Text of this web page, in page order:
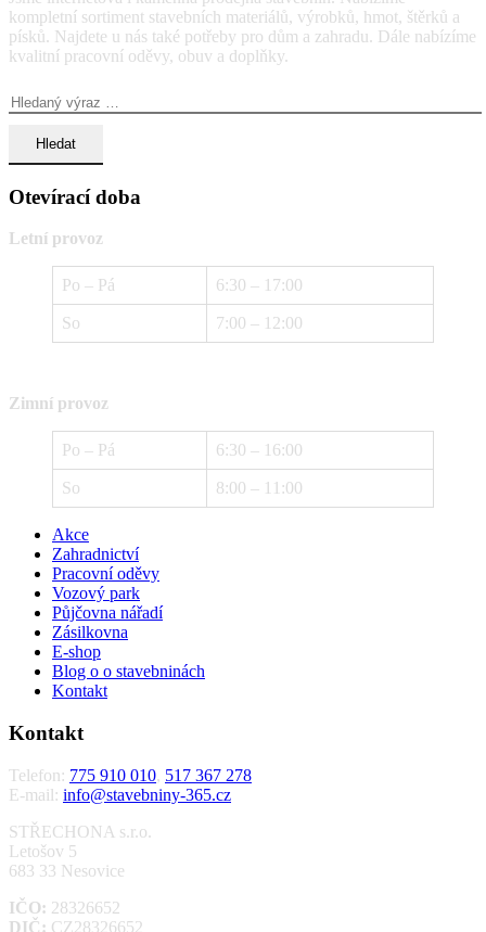
kompletní sortiment stavebních materiálů, výrobků, hmot, štěrků a
písků. Najdete u nás také potřeby pro dům a zahradu. Dále nabízíme
kvalitní pracovní oděvy, obuv a doplňky.
Otevírací doba
Letní provoz
Po – Pá 6:30 – 17:00
So 7:00 – 12:00
Zimní provoz
Po – Pá 6:30 – 16:00
So 8:00 – 11:00
Akce
Zahradnictví
Pracovní oděvy
Vozový park
Půjčovna nářadí
Zásilkovna
E-shop
Blog o o stavebninách
Kontakt
Kontakt
Telefon: 775 910 010, 517 367 278
E-mail: info@stavebniny-365.cz
STŘECHONA s.r.o.
Letošov 5
683 33 Nesovice
IČO: 28326652
DIČ: CZ28326652